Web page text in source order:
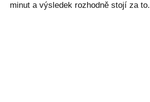
minut a výsledek rozhodně stojí za to.